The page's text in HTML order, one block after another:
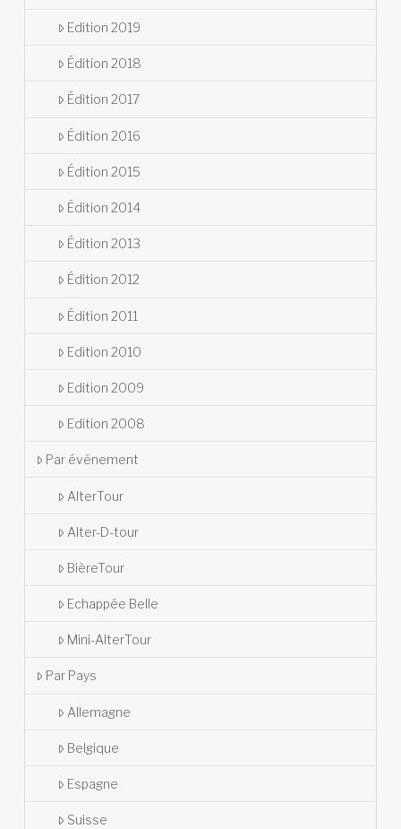
Edition 2019
Édition 2018
Édition 2017
Édition 2016
Édition 2015
Édition 2014
Édition 2013
Édition 2012
Édition 2011
Edition 2010
Edition 2009
Edition 2008
Par événement
AlterTour
Alter-D-tour
BièreTour
Echappée Belle
Mini-AlterTour
Par Pays
Allemagne
Belgique
Espagne
Suisse